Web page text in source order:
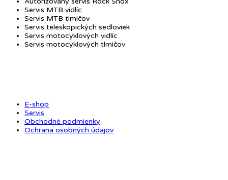
Servis MTB vidlíc
Servis MTB tlmičov
Servis teleskopických sedloviek
Servis motocyklových vidlíc
Servis motocyklových tlmičov
E-shop
Servis
Obchodné podmienky
Ochrana osobných údajov